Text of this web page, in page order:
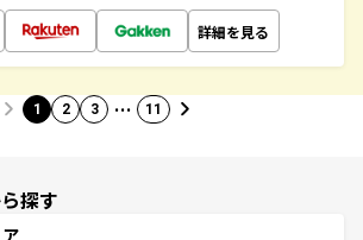
詳細を見る
1 2 3 … 11
探す